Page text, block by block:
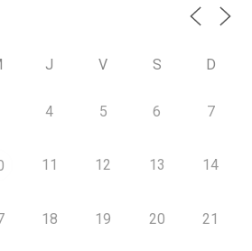
J V S D
4 5 6 7
11 12 13 14
18 19 20 21